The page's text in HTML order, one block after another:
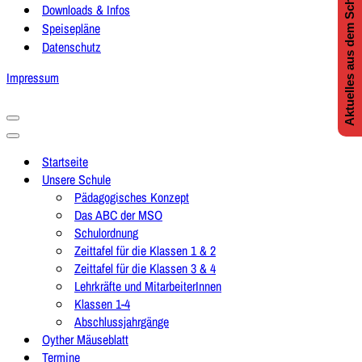
Downloads & Infos
Speisepläne
Datenschutz
Impressum
Navigationsmenü
Navigationsmenü
Startseite
Unsere Schule
Pädagogisches Konzept
Das ABC der MSO
Schulordnung
Zeittafel für die Klassen 1 & 2
Zeittafel für die Klassen 3 & 4
Lehrkräfte und MitarbeiterInnen
Klassen 1-4
Abschlussjahrgänge
Oyther Mäuseblatt
Termine
Aktuelles aus dem Schulleben